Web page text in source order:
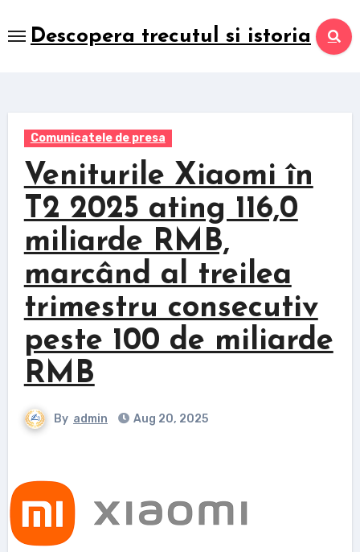
to
Descopera trecutul si istoria
Comunicatele de presa
Veniturile Xiaomi în
T2 2025 ating 116,0
miliarde RMB,
marcând al treilea
trimestru consecutiv
peste 100 de miliarde
RMB
By admin Aug 20, 2025